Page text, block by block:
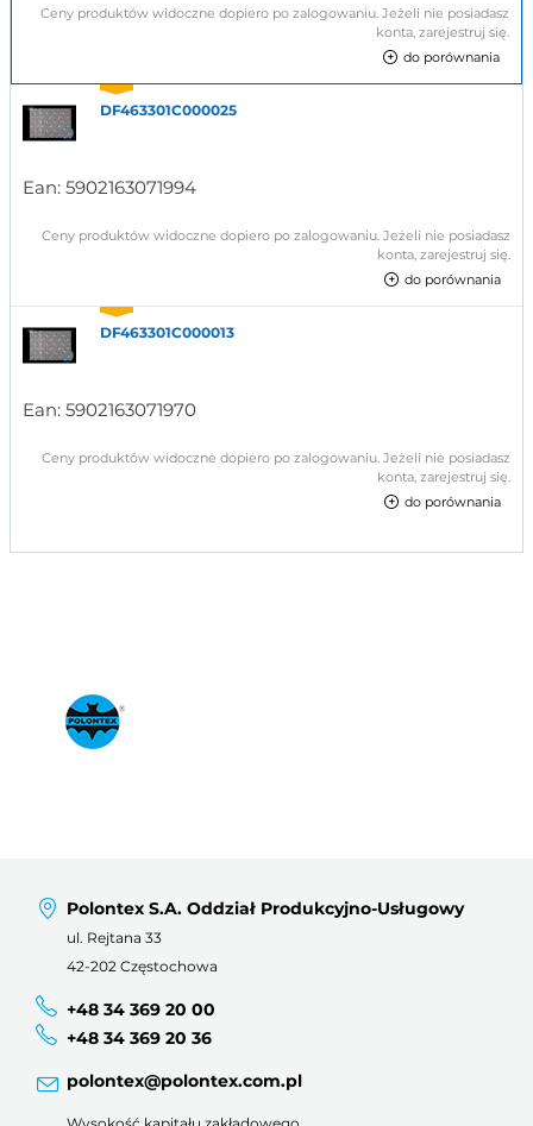
Ceny produktów widoczne dopiero po zalogowaniu. Jeżeli nie posiadasz
konta, zarejestruj się.
do porównania
DF463301C000025
Ean: 5902163071994
Ceny produktów widoczne dopiero po zalogowaniu. Jeżeli nie posiadasz
konta, zarejestruj się.
do porównania
DF463301C000013
Ean: 5902163071970
Ceny produktów widoczne dopiero po zalogowaniu. Jeżeli nie posiadasz
konta, zarejestruj się.
do porównania
Polontex S.A. Oddział Produkcyjno-Usługowy
ul. Rejtana 33
42-202 Częstochowa
+48 34 369 20 00
+48 34 369 20 36
polontex@polontex.com.pl